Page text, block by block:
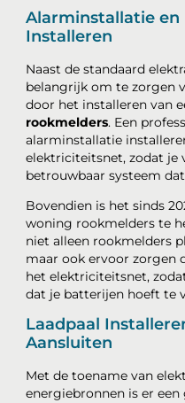
Alarminstallatie en
Installeren
Naast de standaard
belangrijk om te zorgen
door het installeren van
rookmelders. Een
alarminstallatie
elektriciteitsnet, zodat je
betrouwbaar systeem
Bovendien is het sinds
woning rookmelders te
niet alleen rookmelders
maar ook ervoor zorgen
het elektriciteitsnet,
dat je batterijen hoeft te
Laadpaal
Aansluiten
Met de toename van
energiebronnen is er